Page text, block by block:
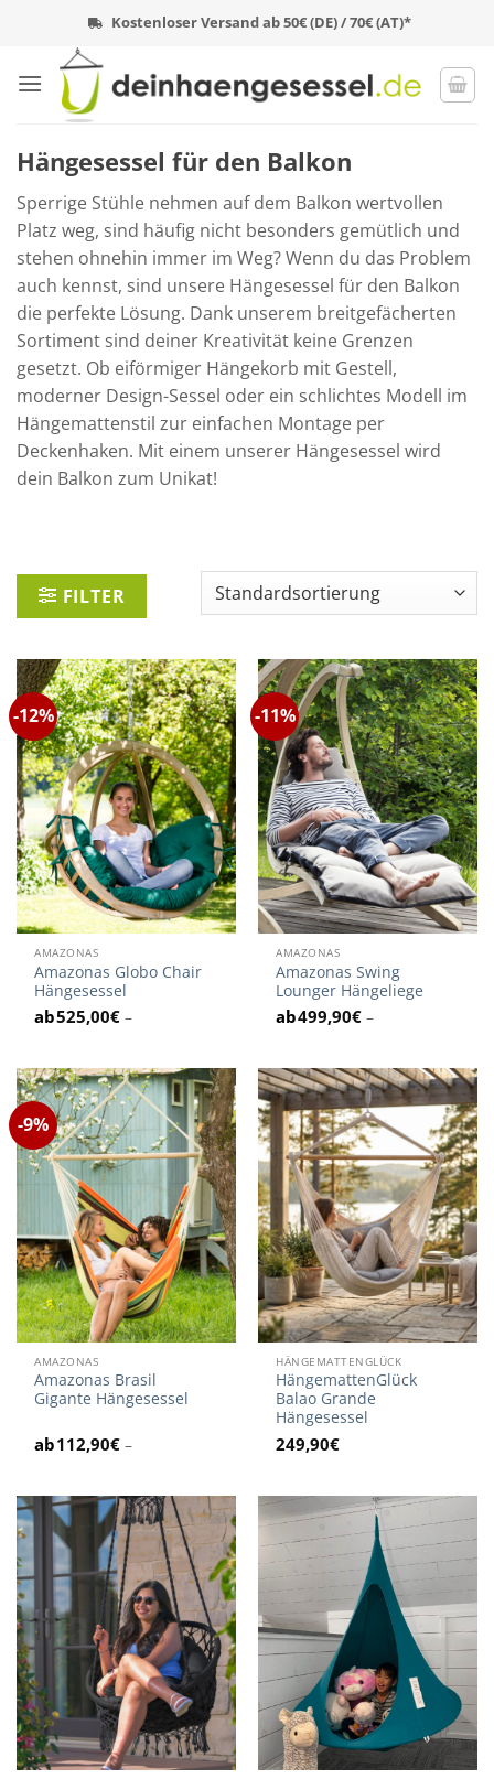
springen
Kostenloser Versand ab 50€ (DE) / 70€ (AT)*
Hängesessel für den Balkon
Sperrige Stühle nehmen auf dem Balkon wertvollen
Platz weg, sind häufig nicht besonders gemütlich und
stehen ohnehin immer im Weg? Wenn du das Problem
auch kennst, sind unsere Hängesessel für den Balkon
die perfekte Lösung. Dank unserem breitgefächerten
Sortiment sind deiner Kreativität keine Grenzen
gesetzt. Ob eiförmiger Hängekorb mit Gestell,
moderner Design-Sessel oder ein schlichtes Modell im
Hängemattenstil zur einfachen Montage per
Deckenhaken. Mit einem unserer Hängesessel wird
dein Balkon zum Unikat!
FILTER
-12%
AMAZONAS
Amazonas Globo Chair
Hängesessel
525,00€ –
-11%
AMAZONAS
Amazonas Swing
Lounger Hängeliege
499,90€ –
-9%
AMAZONAS
Amazonas Brasil
Gigante Hängesessel
112,90€ –
HÄNGEMATTENGLÜCK
HängemattenGlück
Balao Grande
Hängesessel
249,90€